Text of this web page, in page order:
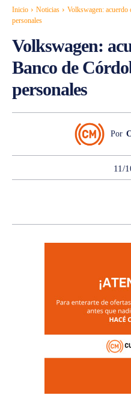
Inicio Noticias
Volkswagen: acuerdo
personales
Volkswagen:
Banco de
personales
Por
11/